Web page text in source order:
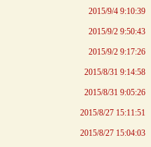
2015/9/4 9:10:39
2015/9/2 9:50:43
2015/9/2 9:17:26
2015/8/31 9:14:58
2015/8/31 9:05:26
2015/8/27 15:11:51
2015/8/27 15:04:03